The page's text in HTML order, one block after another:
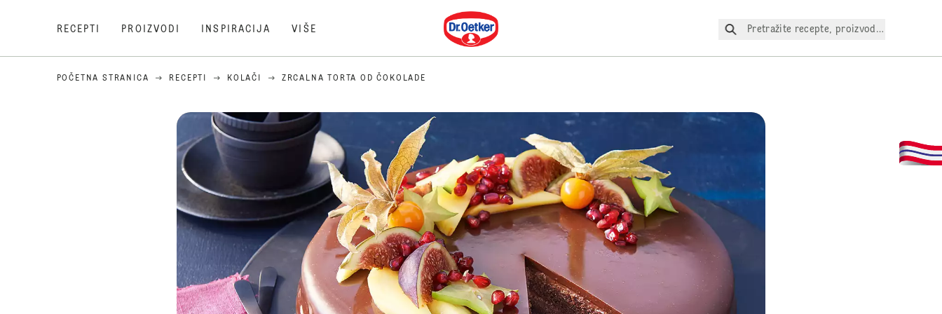
RECEPTI PROIZVODI INSPIRACIJA VIŠE
Dr. Oetker
Pretražite recepte, proizvode itd.
POČETNA STRANICA RECEPTI KOLAČI ZRCALNA TORTA OD ČOKOLADE